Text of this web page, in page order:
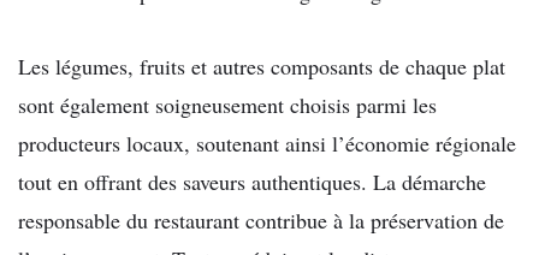
Les légumes, fruits et autres composants de chaque plat
sont également soigneusement choisis parmi les
producteurs locaux, soutenant ainsi l’économie régionale
tout en offrant des saveurs authentiques. La démarche
responsable du restaurant contribue à la préservation de